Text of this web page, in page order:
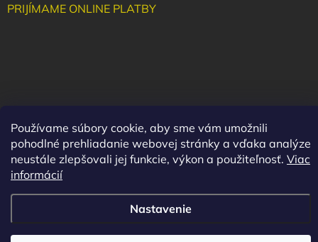
Používame súbory cookie, aby sme vám umožnili
pohodlné prehliadanie webovej stránky a vďaka analýze
neustále zlepšovali jej funkcie, výkon a použiteľnosť. Viac
informácií
Nastavenie
PRIJÍMAME ONLINE PLATBY
Maluha. Všetky práva vyhradené.